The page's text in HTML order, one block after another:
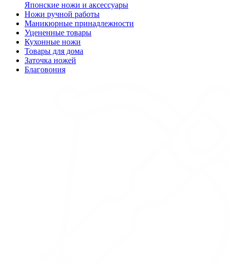
Японские ножи и аксессуары
Ножи ручной работы
Маникюрные принадлежности
Уцененные товары
Кухонные ножи
Товары для дома
Заточка ножей
Благовония